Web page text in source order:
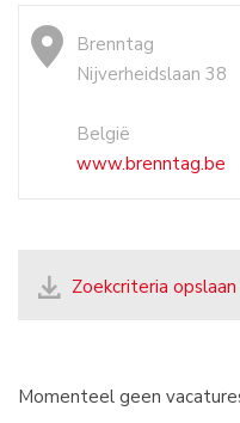
Brenntag
Nijverheidslaan 38
België
www.brenntag.be
Zoekcriteria
Momenteel geen